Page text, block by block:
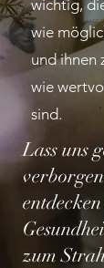
wichtig,
wie
und ihnen
wie
sind.
Lass uns
zum